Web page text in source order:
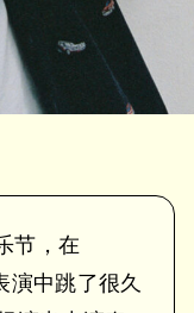
节，在
演中跳了很久